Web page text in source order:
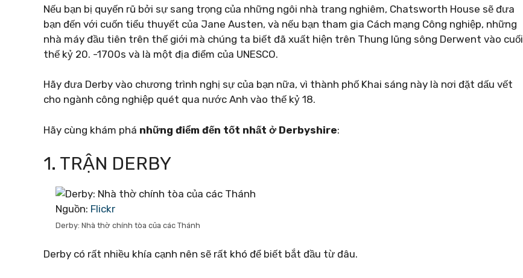
Nếu bạn bị quyến rũ bởi sự sang trọng của những ngôi nhà trang nghiêm, Chatsworth House sẽ đưa
bạn đến với cuốn tiểu thuyết của Jane Austen, và nếu bạn tham gia Cách mạng Công nghiệp, những
nhà máy đầu tiên trên thế giới mà chúng ta biết đã xuất hiện trên Thung lũng sông Derwent vào cuối
thế kỷ 20. -1700s và là một địa điểm của UNESCO.
Hãy đưa Derby vào chương trình nghị sự của bạn nữa, vì thành phố Khai sáng này là nơi đặt dấu vết
cho ngành công nghiệp quét qua nước Anh vào thế kỷ 18.
Hãy cùng khám phá những điểm đến tốt nhất ở Derbyshire:
1. TRẬN DERBY
Nguồn: Flickr
Derby: Nhà thờ chính tòa của các Thánh
Derby có rất nhiều khía cạnh nên sẽ rất khó để biết bắt đầu từ đâu.